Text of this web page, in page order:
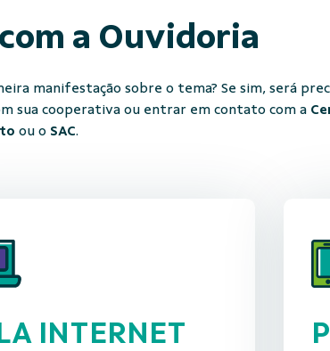
a Ouvidoria
manifestação sobre o tema? Se sim, será
sua cooperativa ou entrar em contato com a
ou o SAC.
INTERNET